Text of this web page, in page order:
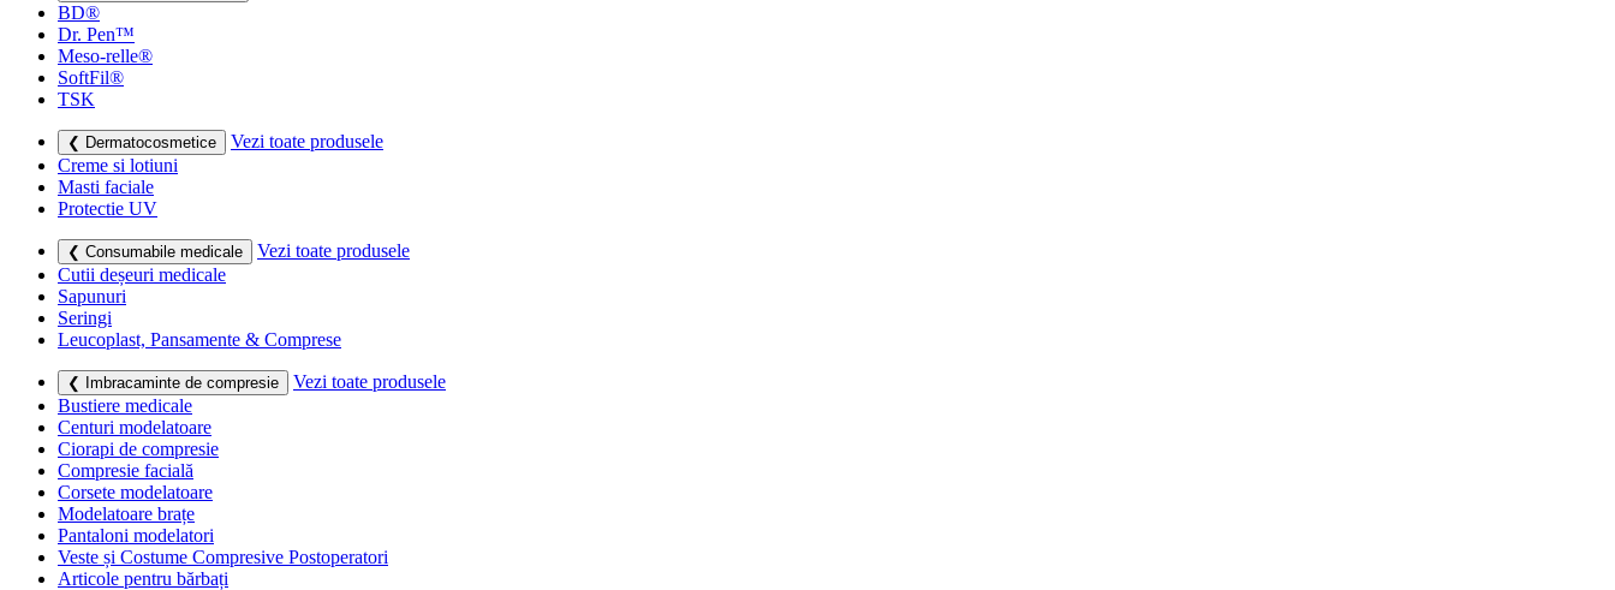
BD®
Dr. Pen™
Meso-relle®
SoftFil®
TSK
❮ Dermatocosmetice
Vezi toate produsele
Creme si lotiuni
Masti faciale
Protectie UV
❮ Consumabile medicale
Vezi toate produsele
Cutii deșeuri medicale
Sapunuri
Seringi
Leucoplast, Pansamente & Comprese
❮ Imbracaminte de compresie
Vezi toate produsele
Bustiere medicale
Centuri modelatoare
Ciorapi de compresie
Compresie facială
Corsete modelatoare
Modelatoare brațe
Pantaloni modelatori
Veste și Costume Compresive Postoperatori
Articole pentru bărbați